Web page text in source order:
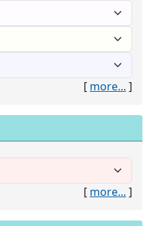
[ more... ]
[ more... ]